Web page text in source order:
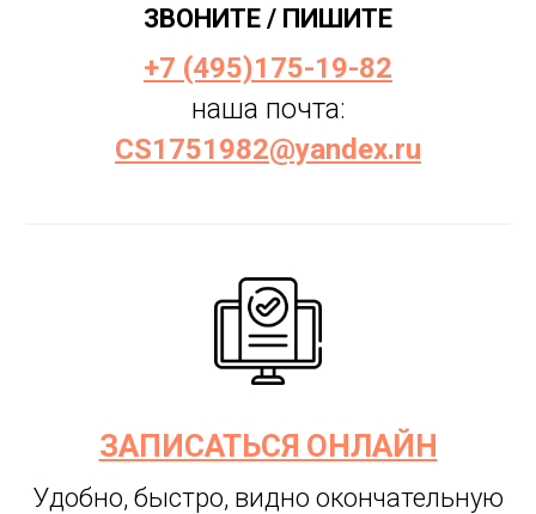
ЗВОНИТЕ / ПИШИТЕ
+7 (495)175-19-82
наша почта:
CS1751982@yandex.ru
ЗАПИСАТЬСЯ ОНЛАЙН
Удобно, быстро, видно окончательную